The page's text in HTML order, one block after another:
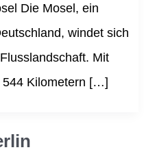
Die Mosel, ein
windet sich
Mit
544 Kilometern […]